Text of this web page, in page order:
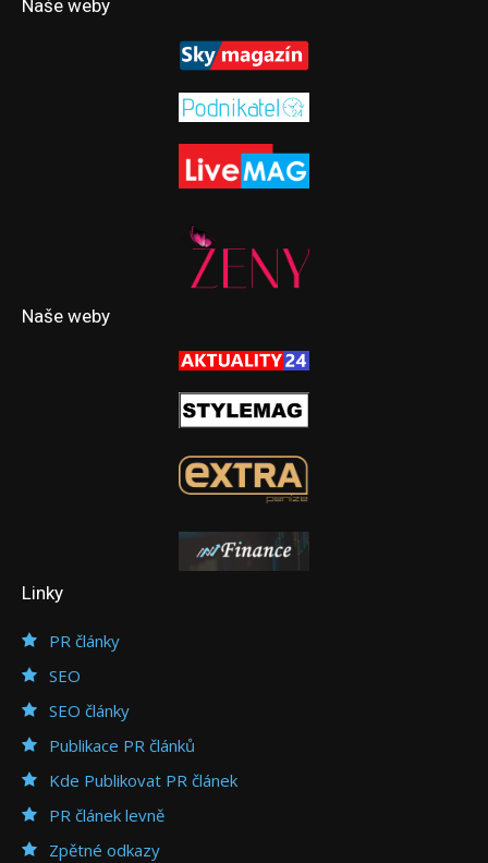
Naše weby
Naše weby
Linky
PR články
SEO
SEO články
Publikace PR článků
Kde Publikovat PR článek
PR článek levně
Zpětné odkazy